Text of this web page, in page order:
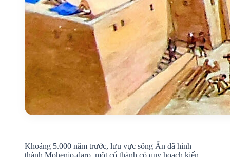
Khoảng 5.000 năm trước, lưu vực sông Ấn đã hình
thành Mohenjo-daro, một cổ thành có quy hoạch kiến